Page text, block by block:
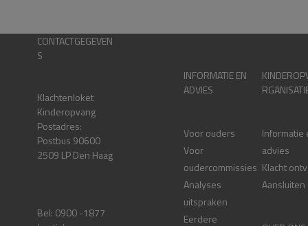
CONTACTGEGEVEN
S
Klachtenloket
Kinderopvang
Postadres:
Postbus 90600
2509 LP Den Haag
Bel: 0900 -1877
INFORMATIE EN
ADVIES
Voor ouders
Voor
oudercommissies
Analyses
uitspraken
Eerdere
Informatie
advies
Klacht
Aansluiten